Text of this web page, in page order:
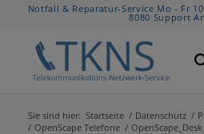
Notfall & Reparatur-Service Mo - Fr
8080 Support
Sie sind hier: Startseite / Datenschutz /
/ OpenScape Telefone /